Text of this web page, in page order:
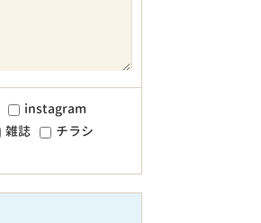
instagram
雑誌
チラシ